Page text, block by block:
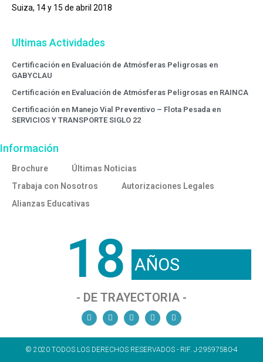
Suiza, 14 y 15 de abril 2018
Ultimas Actividades
Certificación en Evaluación de Atmósferas Peligrosas en
GABYCLAU
Certificación en Evaluación de Atmósferas Peligrosas en RAINCA
Certificación en Manejo Vial Preventivo – Flota Pesada en
SERVICIOS Y TRANSPORTE SIGLO 22
Información
Brochure
Últimas Noticias
Trabaja con Nosotros
Autorizaciones Legales
Alianzas Educativas
18 AÑOS
- DE TRAYECTORIA -
© 2020 TODOS LOS DERECHOS RESERVADOS - RIF. J-29597580-4